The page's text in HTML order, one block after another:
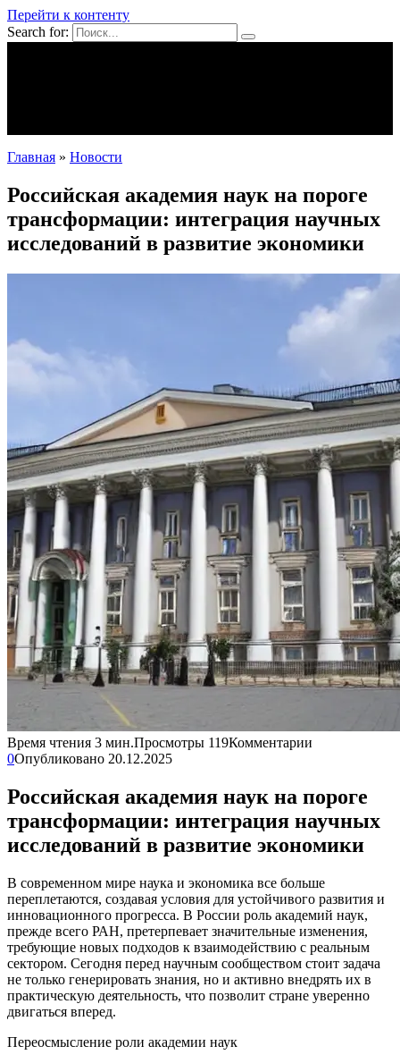
Перейти к контенту
Search for:
Главная » Новости
Российская академия наук на пороге
трансформации: интеграция научных
исследований в развитие экономики
Время чтения 3 мин.Просмотры 119Комментарии
0Опубликовано 20.12.2025
Российская академия наук на пороге
трансформации: интеграция научных
исследований в развитие экономики
В современном мире наука и экономика все больше
переплетаются, создавая условия для устойчивого развития и
инновационного прогресса. В России роль академий наук,
прежде всего РАН, претерпевает значительные изменения,
требующие новых подходов к взаимодействию с реальным
сектором. Сегодня перед научным сообществом стоит задача
не только генерировать знания, но и активно внедрять их в
практическую деятельность, что позволит стране уверенно
двигаться вперед.
Переосмысление роли академии наук